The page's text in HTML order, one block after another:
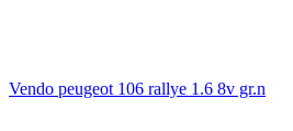
Vendo peugeot 106 rallye 1.6 8v gr.n